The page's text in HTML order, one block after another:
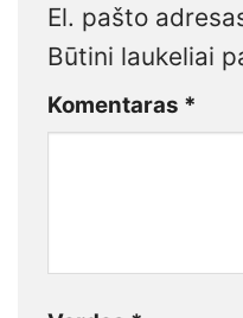
El. pašto
Būtini laukeliai
Komentaras *